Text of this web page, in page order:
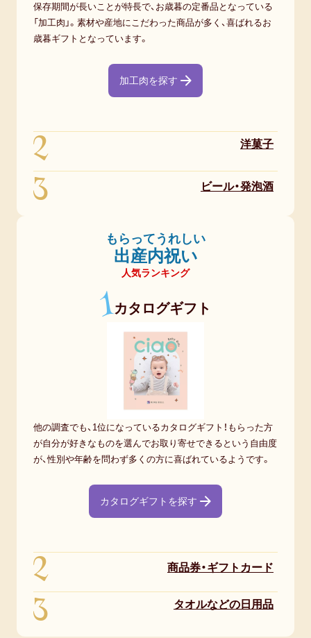
保存期間が長いことが特長で、お歳暮の定番品となっている
「加工肉」。素材や産地にこだわった商品が多く、喜ばれるお
歳暮ギフトとなっています。
加工肉を探す
2 洋菓子
3 ビール・発泡酒
もらってうれしい
出産内祝い
人気ランキング
1カタログギフト
他の調査でも、1位になっているカタログギフト！もらった方
が自分が好きなものを選んでお取り寄せできるという自由度
が、性別や年齢を問わず多くの方に喜ばれているようです。
カタログギフトを探す
2 商品券・ギフトカード
3 タオルなどの日用品